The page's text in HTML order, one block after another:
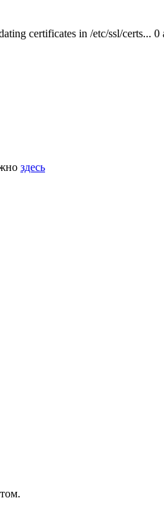
certificates in /etc/ssl/certs...
здесь